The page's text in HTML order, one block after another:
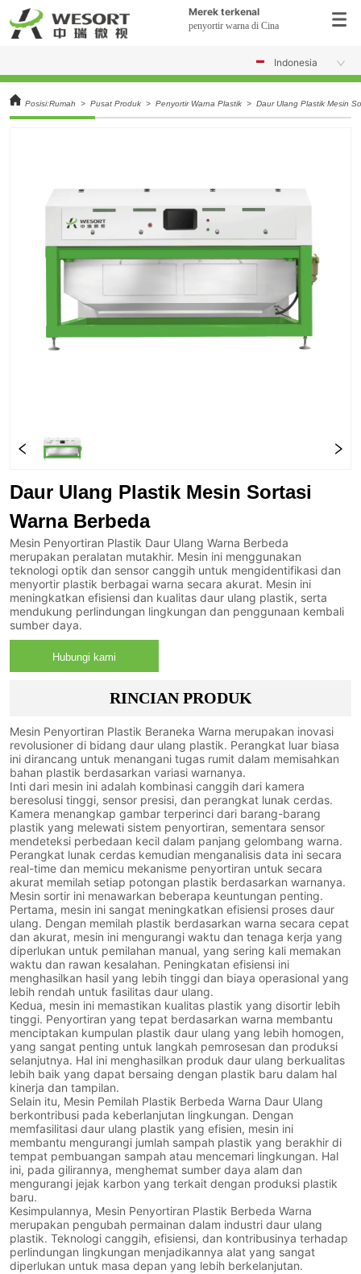
Merek terkenal
penyortir warna di Cina
Indonesia
Posisi:Rumah > Pusat Produk > Penyortir Warna Plastik > Daur Ulang Plastik Mesin
Daur Ulang Plastik Mesin Sortasi
Warna Berbeda
Mesin Penyortiran Plastik Daur Ulang Warna Berbeda
merupakan peralatan mutakhir. Mesin ini menggunakan
teknologi optik dan sensor canggih untuk mengidentifikasi dan
menyortir plastik berbagai warna secara akurat. Mesin ini
meningkatkan efisiensi dan kualitas daur ulang plastik, serta
mendukung perlindungan lingkungan dan penggunaan kembali
sumber daya.
Hubungi kami
RINCIAN PRODUK
Mesin Penyortiran Plastik Beraneka Warna merupakan inovasi
revolusioner di bidang daur ulang plastik. Perangkat luar biasa
ini dirancang untuk menangani tugas rumit dalam memisahkan
bahan plastik berdasarkan variasi warnanya.
Inti dari mesin ini adalah kombinasi canggih dari kamera
beresolusi tinggi, sensor presisi, dan perangkat lunak cerdas.
Kamera menangkap gambar terperinci dari barang-barang
plastik yang melewati sistem penyortiran, sementara sensor
mendeteksi perbedaan kecil dalam panjang gelombang warna.
Perangkat lunak cerdas kemudian menganalisis data ini secara
real-time dan memicu mekanisme penyortiran untuk secara
akurat memilah setiap potongan plastik berdasarkan warnanya.
Mesin sortir ini menawarkan beberapa keuntungan penting.
Pertama, mesin ini sangat meningkatkan efisiensi proses daur
ulang. Dengan memilah plastik berdasarkan warna secara cepat
dan akurat, mesin ini mengurangi waktu dan tenaga kerja yang
diperlukan untuk pemilahan manual, yang sering kali memakan
waktu dan rawan kesalahan. Peningkatan efisiensi ini
menghasilkan hasil yang lebih tinggi dan biaya operasional yang
lebih rendah untuk fasilitas daur ulang.
Kedua, mesin ini memastikan kualitas plastik yang disortir lebih
tinggi. Penyortiran yang tepat berdasarkan warna membantu
menciptakan kumpulan plastik daur ulang yang lebih homogen,
yang sangat penting untuk langkah pemrosesan dan produksi
selanjutnya. Hal ini menghasilkan produk daur ulang berkualitas
lebih baik yang dapat bersaing dengan plastik baru dalam hal
kinerja dan tampilan.
Selain itu, Mesin Pemilah Plastik Berbeda Warna Daur Ulang
berkontribusi pada keberlanjutan lingkungan. Dengan
memfasilitasi daur ulang plastik yang efisien, mesin ini
membantu mengurangi jumlah sampah plastik yang berakhir di
tempat pembuangan sampah atau mencemari lingkungan. Hal
ini, pada gilirannya, menghemat sumber daya alam dan
mengurangi jejak karbon yang terkait dengan produksi plastik
baru.
Kesimpulannya, Mesin Penyortiran Plastik Berbeda Warna
merupakan pengubah permainan dalam industri daur ulang
plastik. Teknologi canggih, efisiensi, dan kontribusinya terhadap
perlindungan lingkungan menjadikannya alat yang sangat
diperlukan untuk masa depan yang lebih berkelanjutan.